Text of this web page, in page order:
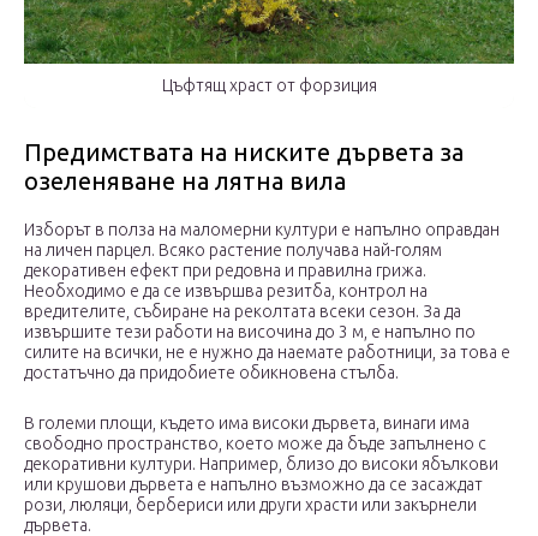
Цъфтящ храст от форзиция
Предимствата на ниските дървета за
озеленяване на лятна вила
Изборът в полза на маломерни култури е напълно оправдан
на личен парцел. Всяко растение получава най-голям
декоративен ефект при редовна и правилна грижа.
Необходимо е да се извършва резитба, контрол на
вредителите, събиране на реколтата всеки сезон. За да
извършите тези работи на височина до 3 м, е напълно по
силите на всички, не е нужно да наемате работници, за това е
достатъчно да придобиете обикновена стълба.
В големи площи, където има високи дървета, винаги има
свободно пространство, което може да бъде запълнено с
декоративни култури. Например, близо до високи ябълкови
или крушови дървета е напълно възможно да се засаждат
рози, люляци, бербериси или други храсти или закърнели
дървета.